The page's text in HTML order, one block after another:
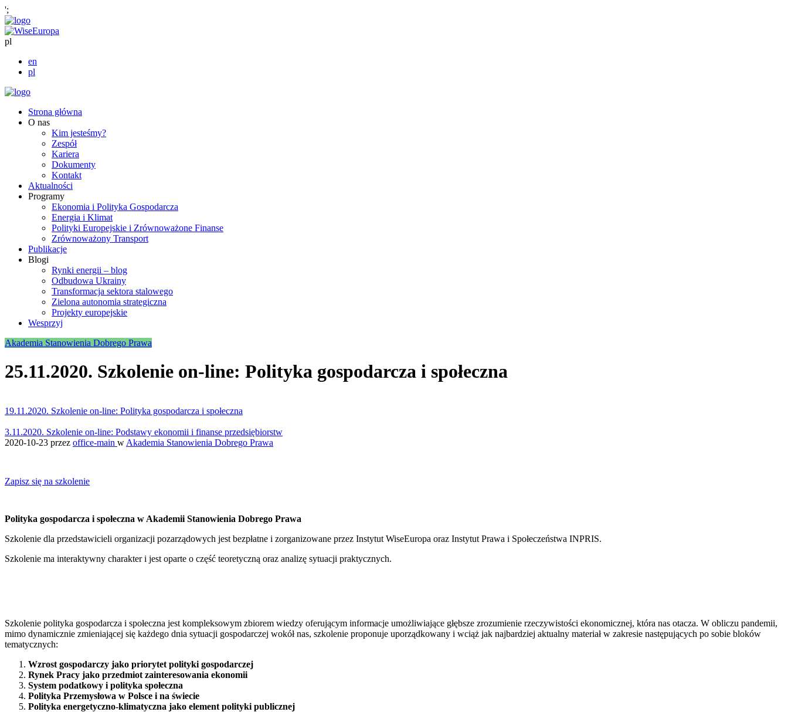
';
pl
en
pl
Strona główna
O nas
Kim jesteśmy?
Zespół
Kariera
Dokumenty
Kontakt
Aktualności
Programy
Ekonomia i Polityka Gospodarcza
Energia i Klimat
Polityki Europejskie i Zrównoważone Finanse
Zrównoważony Transport
Publikacje
Blogi
Rynki energii – blog
Odbudowa Ukrainy
Transformacja sektora stalowego
Zielona autonomia strategiczna
Projekty europejskie
Wesprzyj
Akademia Stanowienia Dobrego Prawa
25.11.2020. Szkolenie on-line: Polityka gospodarcza i społeczna
19.11.2020. Szkolenie on-line: Polityka gospodarcza i społeczna
3.11.2020. Szkolenie on-line: Podstawy ekonomii i finanse przedsiębiorstw
2020-10-23 przez office-main w Akademia Stanowienia Dobrego Prawa
Zapisz się na szkolenie
Polityka gospodarcza i społeczna w Akademii Stanowienia Dobrego Prawa
Szkolenie dla przedstawicieli organizacji pozarządowych jest bezpłatne i zorganizowane przez Instytut WiseEuropa oraz Instytut Prawa i Społeczeństwa INPRIS.
Szkolenie ma interaktywny charakter i jest oparte o część teoretyczną oraz analizę sytuacji praktycznych.
Szkolenie polityka gospodarcza i społeczna jest kompleksowym zbiorem wiedzy oferującym informacje umożliwiające głębsze zrozumienie rzeczywistości ekonomicznej, która nas otacza. W obliczu pandemii,
mimo dynamicznie zmieniającej się każdego dnia sytuacji gospodarczej wokół nas, szkolenie proponuje uporządkowany i wciąż jak najbardziej aktualny materiał w zakresie następujących po sobie bloków
tematycznych:
Wzrost gospodarczy jako priorytet polityki gospodarczej
Rynek Pracy jako przedmiot zainteresowania ekonomii
System podatkowy i polityka społeczna
Polityka Przemysłowa w Polsce i na świecie
Polityka energetyczno-klimatyczna jako element polityki publicznej